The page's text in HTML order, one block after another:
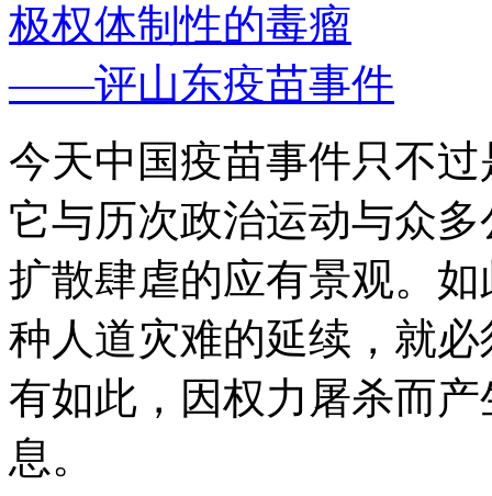
极权体制性的毒瘤
——评山东疫苗事件
今天中国疫苗事件只不
它与历次政治运动与众
扩散肆虐的应有景观。
种人道灾难的延续，就
有如此，因权力屠杀而
息。